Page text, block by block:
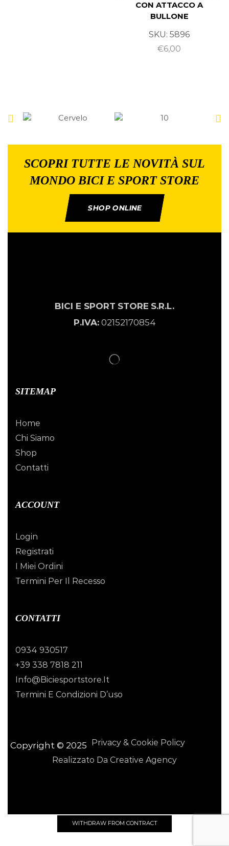
CON ATTACCO A
BULLONE
SKU: 5896
€6,00
SCOPRI TUTTE LE NOVITÀ SUL
MONDO BICI E SPORT STORE
SHOP ONLINE
BICI E SPORT STORE S.R.L.
P.IVA:02152170854
SITEMAP
Home
Chi Siamo
Shop
Contatti
ACCOUNT
Login
Registrati
I Miei Ordini
Termini Per Il Recesso
CONTATTI
0934 930517
+39 338 7818 211
Info@biciesportstore.it
Termini E Condizioni D’uso
Copyright © 2025 Privacy & Cookie Policy
Realizzato Da Creative Agency
WITHDRAW FROM CONTRACT